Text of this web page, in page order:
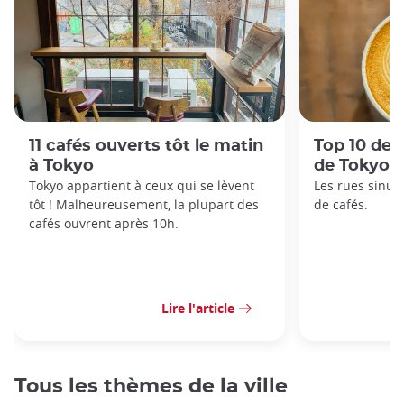
11 cafés ouverts tôt le matin
à Tokyo
Tokyo appartient à ceux qui se lèvent
tôt ! Malheureusement, la plupart des
cafés ouvrent après 10h.
Lire l'article
Top 10
de Tokyo
Les rues
de cafés.
Tous les thèmes de la ville